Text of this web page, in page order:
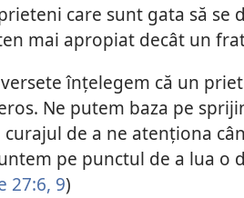
care sunt gata să
mai apropiat decât un
înțelegem că un
Ne putem baza pe
curajul de a ne atenționa
pe punctul de a lua o
27:6, 9)